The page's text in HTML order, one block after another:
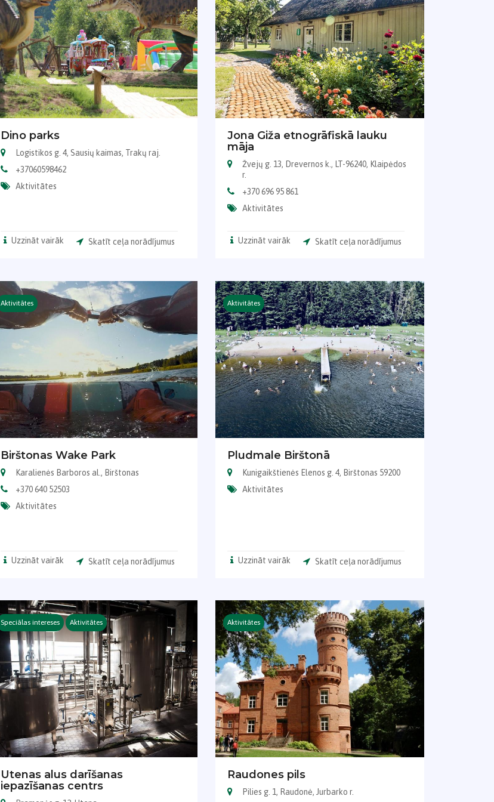
Dino parks
Logistikos g. 4, Sausių kaimas, Trakų raj.
+37060598462
Aktivitātes
Uzzināt vairāk Skatīt ceļa norādījumus
Jona Giža etnogrāfiskā lauku
māja
Žvejų g. 13, Drevernos k., LT-96240, Klaipėdos
r.
+370 696 95 861
Aktivitātes
Uzzināt vairāk Skatīt ceļa norādījumus
Aktivitātes
Birštonas Wake Park
Karalienės Barboros al., Birštonas
+370 640 52503
Aktivitātes
Uzzināt vairāk Skatīt ceļa norādījumus
Aktivitātes
Pludmale Birštonā
Kunigaikštienės Elenos g. 4, Birštonas 59200
Aktivitātes
Uzzināt vairāk Skatīt ceļa norādījumus
Speciālas intereses Aktivitātes
Utenas alus darīšanas
iepazīšanas centrs
Aktivitātes
Raudones pils
Pilies g. 1, Raudonė, Jurbarko r.